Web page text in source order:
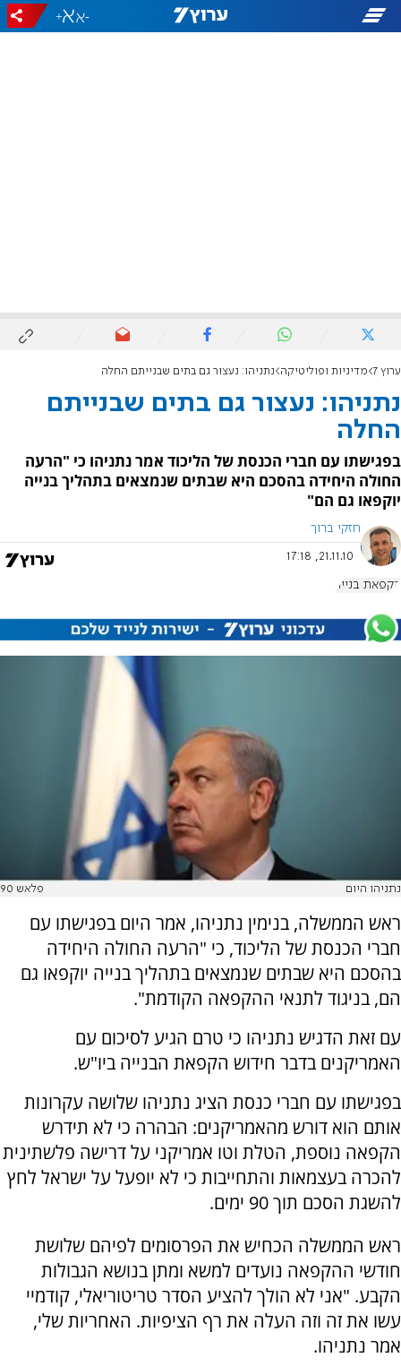
-
+
ערוץ 7 מדיניות ופוליטיקה נתניהו: נעצור גם בתים שבנייתם החלה
נתניהו: נעצור גם בתים שבנייתם
החלה
בפגישתו עם חברי הכנסת של הליכוד אמר נתניהו כי "הרעה
החולה היחידה בהסכם היא שבתים שנמצאים בתהליך בנייה
יוקפאו גם הם"
חזקי ברוך
21.11.10, 17:18
הקפאת בנייה
נתניהו היום פלאש 90
ראש הממשלה, בנימין נתניהו, אמר היום בפגישתו עם
חברי הכנסת של הליכוד, כי "הרעה החולה היחידה
בהסכם היא שבתים שנמצאים בתהליך בנייה יוקפאו גם
הם, בניגוד לתנאי ההקפאה הקודמת".
עם זאת הדגיש נתניהו כי טרם הגיע לסיכום עם
האמריקנים בדבר חידוש הקפאת הבנייה ביו"ש.
בפגישתו עם חברי כנסת הציג נתניהו שלושה עקרונות
אותם הוא דורש מהאמריקנים: הבהרה כי לא תידרש
הקפאה נוספת, הטלת וטו אמריקני על דרישה פלשתינית
להכרה בעצמאות והתחייבות כי לא יופעל על ישראל לחץ
להשגת הסכם תוך 90 ימים.
ראש הממשלה הכחיש את הפרסומים לפיהם שלושת
חודשי ההקפאה נועדים למשא ומתן בנושא הגבולות
הקבע. "אני לא הולך להציע הסדר טריטוריאלי, קודמיי
עשו את זה וזה העלה את רף הציפיות. האחריות שלי,
אמר נתניהו.